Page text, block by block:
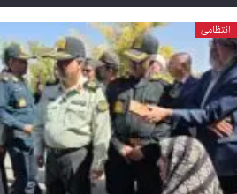
انتظامی